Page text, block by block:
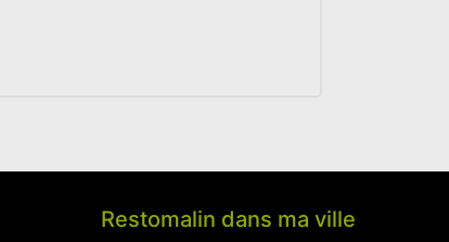
Restomalin dans ma ville